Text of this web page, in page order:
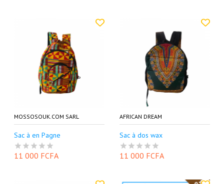
MOSSOSOUK.COM SARL
Sac à en Pagne
11 000 FCFA
AFRICAN DREAM
Sac à dos wax
11 000 FCFA